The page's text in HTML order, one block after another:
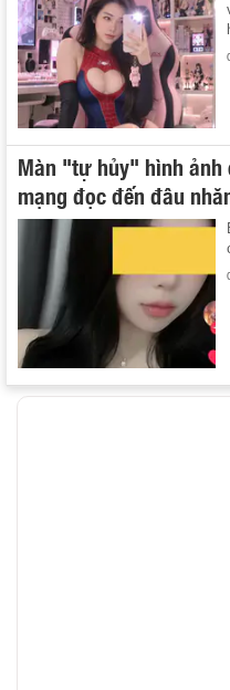
Màn "tự hủy" hình ảnh
mạng đọc đến đâu